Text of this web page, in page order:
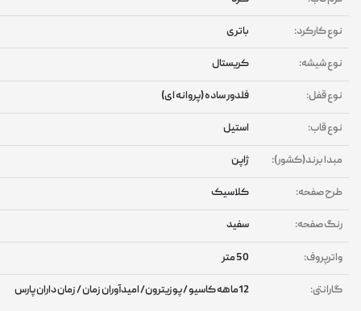
کارکرد: باتری
شیشه: کریستال
قفل: فلدور ساده (پروانه ای)
قاب: استیل
برند(کشور):
صفحه: کلاسیک
صفحه: سفید